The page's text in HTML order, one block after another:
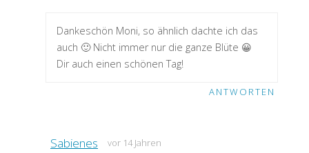
Dankeschön Moni, so ähnlich dachte ich das
auch 🙂 Nicht immer nur die ganze Blüte 😀
Dir auch einen schönen Tag!
ANTWORTEN
Sabienes vor 14 Jahren